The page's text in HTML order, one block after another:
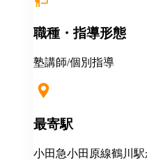
職種・指導形態
塾講師/個別指導
最寄駅
小田急小田原線鶴川